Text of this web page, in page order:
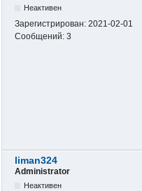
Неактивен
Зарегистрирован: 2021-02-01
Сообщений: 3
liman324
Administrator
Неактивен